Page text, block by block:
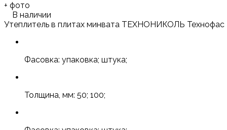
+ фото
В наличии
Утеплитель в плитах минвата ТЕХНОНИКОЛЬ
Фасовка: упаковка; штука;
Толщина, мм: 50; 100;